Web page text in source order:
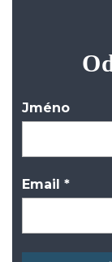
Jméno
Email *